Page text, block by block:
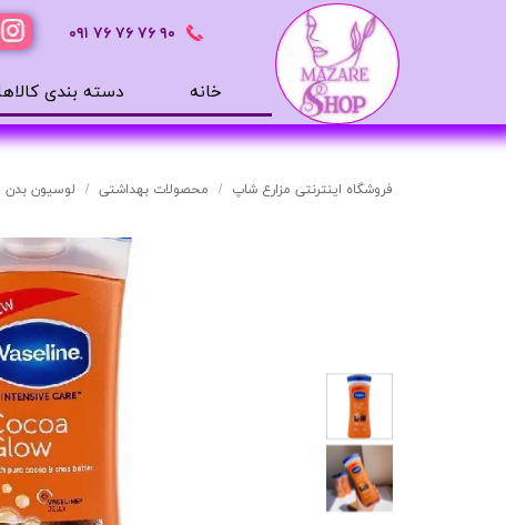
٩٠ ٧۶ ٧۶ ٧۶ ٠٩١
خانه دسته بندی
محصولات بهداشتی
ضد آفتاب
ژل شستشوی صورت
سرم های پوستی
فروشگاه اینترنتی مزارع شاپ محصولات بهداشتی لوسیون بدن